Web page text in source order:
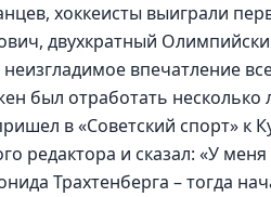
хоккеисты выиграли
двухкратный
впечатление
был отработать несколько
в «Советский спорт»
редактора и сказал: «У
Трахтенберга – тогда